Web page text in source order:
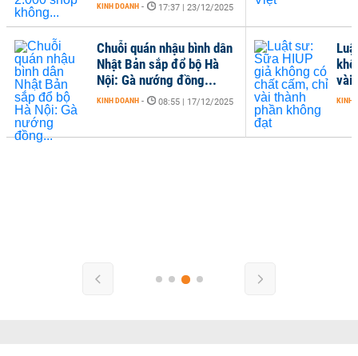
vài
KINH
KINH DOANH - 17:37 | 23/12/2025
Chuỗi quán nhậu bình dân
Nhật Bản sắp đổ bộ Hà
Nội: Gà nướng đồng...
KINH DOANH - 08:55 | 17/12/2025